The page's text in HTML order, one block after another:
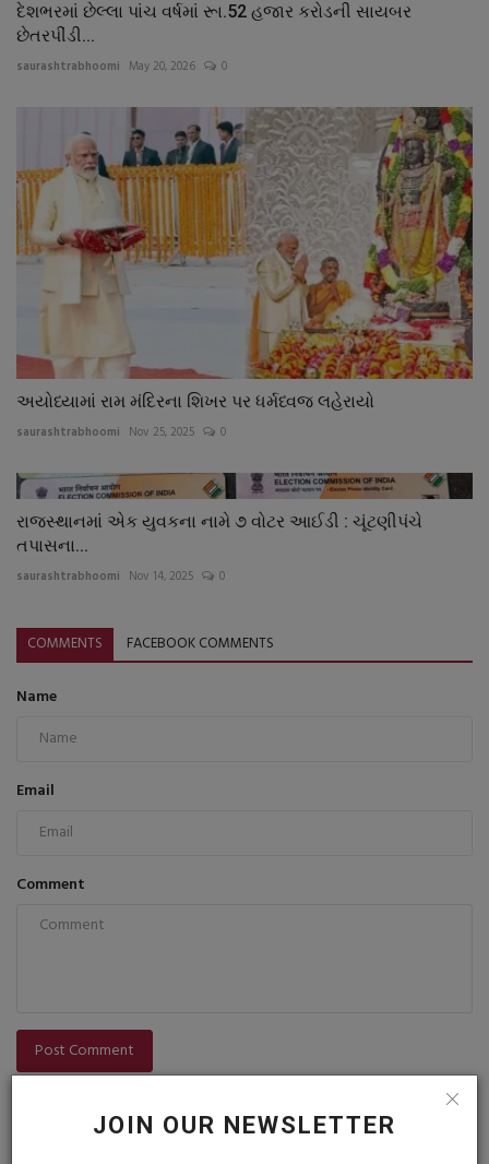
JOIN OUR NEWSLETTER
દેશભરમાં છેલ્લા પાંચ વર્ષમાં રૂા.52 હજાર કરોડની સાયબર
છેતરપીંડી...
saurashtrabhoomi May 20, 2026 0
અયોધ્યામાં રામ મંદિરના શિખર પર ધર્મધ્વજ લહેરાયો
saurashtrabhoomi Nov 25, 2025 0
રાજસ્થાનમાં એક યુવકના નામે ૭ વોટર આઈડી : ચૂંટણીપંચે
તપાસના...
saurashtrabhoomi Nov 14, 2025 0
COMMENTS FACEBOOK COMMENTS
Name
Email
Comment
Post Comment